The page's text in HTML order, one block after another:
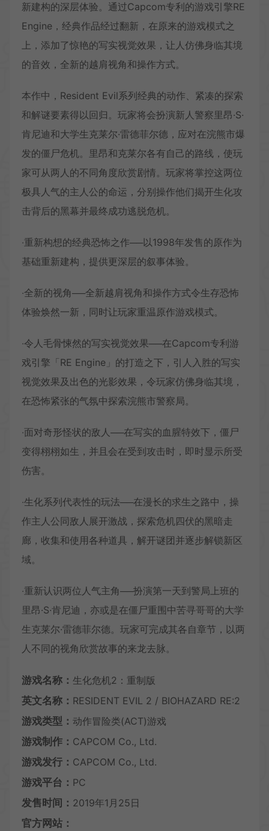
新建构的深层体验。通过Capcom专利的游戏引擎RE
Engine，经典作品经过翻新，在原来的游戏模式之
上，添加了惊艳的写实视觉效果，让人仿佛身临其境
的音效，全新的越肩视角和操作方式。
本作中，Resident Evil系列经典的动作、紧凑的探索
和解谜要素得以回归。玩家将会扮演新人警察里昂·S·
肯尼迪和大学生克莱尔·雷德菲尔德，应对在浣熊市爆
发的僵尸危机。里昂和克莱尔各有自己的路线，使玩
家可从两人的不同角度欣赏剧情。玩家将掌控这两位
极具人气的主人公的命运，分别操作他们揭开生化攻
击背后的黑幕并最终成功逃脱危机。
‧重新构想的经典恐怖之作──以1998年发售的原作为
基础重新建构，提供更深层的叙事体验。
‧全新的视角──全新越肩视角和操作方式令生存恐怖
体验焕然一新，同时让玩家重温原作游戏模式。
‧令人毛骨悚然的写实视觉效果──在Capcom专利游
戏引擎「RE Engine」的打造之下，引人入胜的写实
视觉效果及出色的光影效果，令玩家仿佛身临其境，
在恐怖紧张的气氛中探索浣熊市警察局。
‧面对奇形怪状的敌人──在写实的血腥特效下，僵尸
变得栩栩如生，并且会在受到攻击时，即时显示所受
伤害。
‧生化系列代表性的玩法──在漫长的求生之路中，操
作主人公同敌人展开激战，探索危机四伏的黑暗走
廊，收集和使用各种道具，解开谜团并逐步解锁新区
域。
‧重新认识两位人气主角──扮演第一天到警局上班的
里昂·S·肯尼迪，亦或是在僵尸重围中苦寻哥哥的大学
生克莱尔·雷德菲尔德。玩家可完成其各自章节，以两
人不同的视角欣赏故事的来龙去脉。
游戏名称： 生化危机2：重制版
英文名称： RESIDENT EVIL 2 / BIOHAZARD RE:2
游戏类型： 动作冒险类(ACT)游戏
游戏制作： CAPCOM Co., Ltd.
游戏发行： CAPCOM Co., Ltd.
游戏平台： PC
发售时间： 2019年1月25日
官方网站：